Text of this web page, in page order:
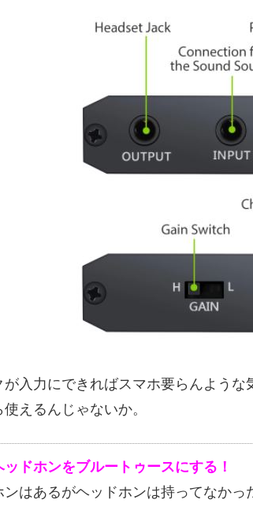
が入力にできればスマホ要らんよう
えるんじゃないか。
ッドホンをブルートゥースにする！
ンはあるがヘッドホンは持ってなかっ